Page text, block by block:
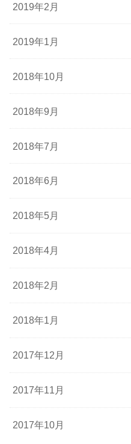
2019年2月
2019年1月
2018年10月
2018年9月
2018年7月
2018年6月
2018年5月
2018年4月
2018年2月
2018年1月
2017年12月
2017年11月
2017年10月